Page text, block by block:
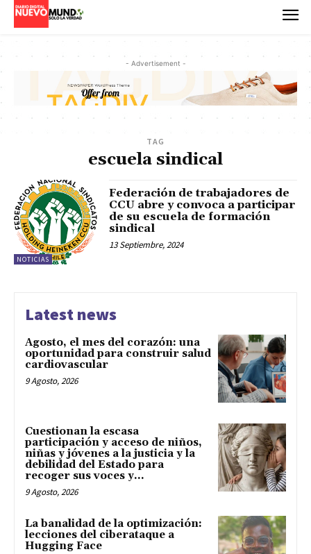
- Advertisement -
TAG
escuela sindical
NOTICIAS
Federación de trabajadores de
CCU abre y convoca a participar
de su escuela de formación
sindical
13 Septiembre, 2024
Latest news
Agosto, el mes del corazón: una
oportunidad para construir salud
cardiovascular
9 Agosto, 2026
Cuestionan la escasa
participación y acceso de niños,
niñas y jóvenes a la justicia y la
debilidad del Estado para
recoger sus voces y...
9 Agosto, 2026
La banalidad de la optimización:
lecciones del ciberataque a
Hugging Face